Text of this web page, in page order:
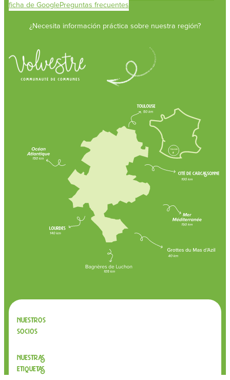
ficha de GooglePreguntas frecuentes
¿Necesita información práctica sobre nuestra región?
Nuestros
socios
Nuestras
etiquetas